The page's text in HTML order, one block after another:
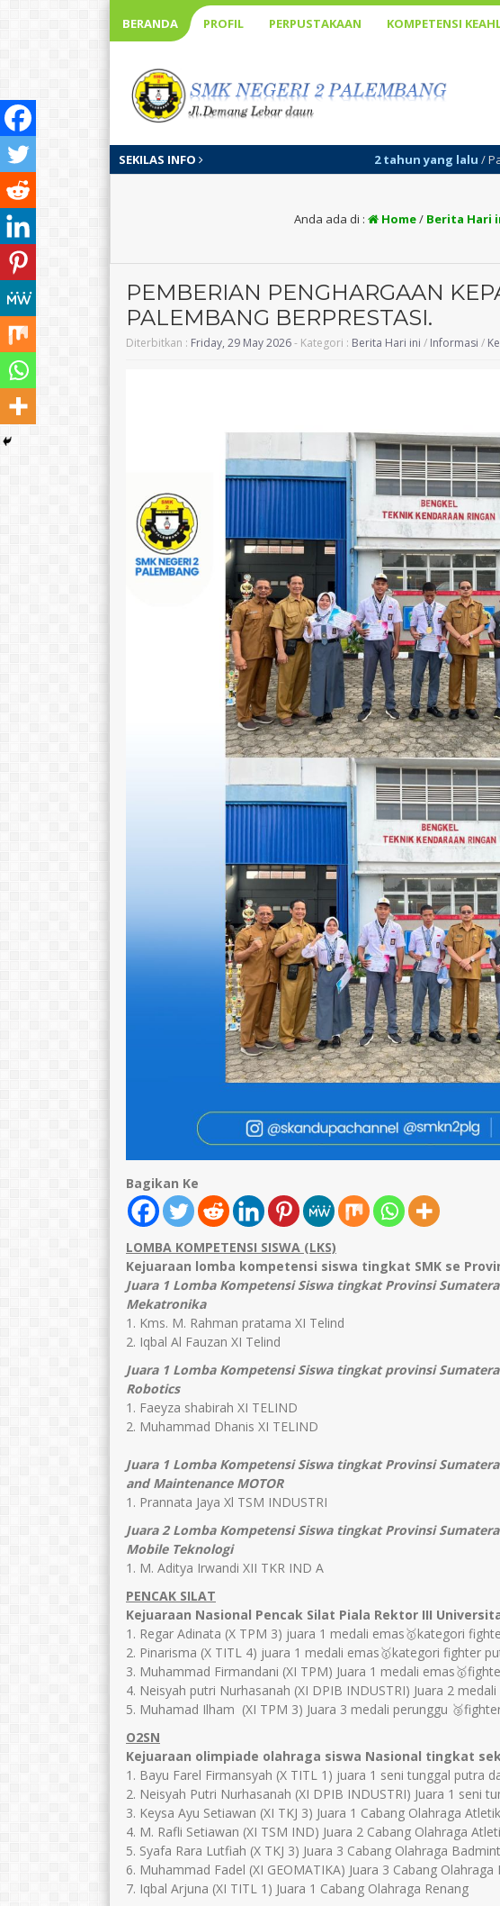
BERANDA PROFIL PERPUSTAKAAN KOMPETENSI
SEKILAS INFO / Palembang (22/7) Tahun
Anda ada di : Home/ Berita Hari
PEMBERIAN PENGHARGAAN
PALEMBANG BERPRESTASI.
Diterbitkan : Friday, 29 May 2026- Kategori : Berita Hari ini / Informasi /
Bagikan Ke
LOMBA KOMPETENSI SISWA (LKS)
Kejuaraan lomba kompetensi siswa tingkat SMK se
Juara 1 Lomba Kompetensi Siswa tingkat Provinsi
Mekatronika
1. Kms. M. Rahman pratama XI Telind
2. Iqbal Al Fauzan XI Telind
Juara 1 Lomba Kompetensi Siswa tingkat provinsi
Robotics
1. Faeyza shabirah XI TELIND
2. Muhammad Dhanis XI TELIND
Juara 1 Lomba Kompetensi Siswa tingkat Provinsi
and Maintenance MOTOR
1. Prannata Jaya Xl TSM INDUSTRI
Juara 2 Lomba Kompetensi Siswa tingkat Provinsi
Mobile Teknologi
1. M. Aditya Irwandi XII TKR IND A
PENCAK SILAT
Kejuaraan Nasional Pencak Silat Piala Rektor III
1. Regar Adinata (X TPM 3) juara 1 medali emas🥇kategori
2. Pinarisma (X TITL 4) juara 1 medali emas🥇kategori fighter
3. Muhammad Firmandani (XI TPM) Juara 1 medali
4. Neisyah putri Nurhasanah (XI DPIB INDUSTRI) Juara 2
5. Muhamad Ilham (XI TPM 3) Juara 3 medali perunggu
O2SN
Kejuaraan olimpiade olahraga siswa Nasional tingkat
1. Bayu Farel Firmansyah (X TITL 1) juara 1 seni tunggal putra
2. Neisyah Putri Nurhasanah (XI DPIB INDUSTRI) Juara 1 seni
3. Keysa Ayu Setiawan (XI TKJ 3) Juara 1 Cabang Olahraga Atletik
4. M. Rafli Setiawan (XI TSM IND) Juara 2 Cabang Olahraga
5. Syafa Rara Lutfiah (X TKJ 3) Juara 3 Cabang Olahraga
6. Muhammad Fadel (XI GEOMATIKA) Juara 3 Cabang
7. Iqbal Arjuna (XI TITL 1) Juara 1 Cabang Olahraga Renang
Catur Sarwidodo
NIK
1671070904660004
196604091990031005
STAT
PNS
GTK
Guru Kelas